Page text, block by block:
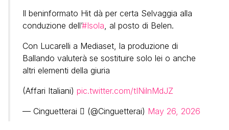
Il beninformato Hit dà per certa Selvaggia alla
conduzione dell’#Isola, al posto di Belen.
Con Lucarelli a Mediaset, la produzione di
Ballando valuterà se sostituire solo lei o anche
altri elementi della giuria
(Affari Italiani) pic.twitter.com/tINilnMdJZ
— Cinguetterai  (@Cinguetterai) May 26, 2026